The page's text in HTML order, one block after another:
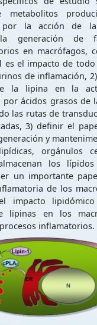
metabolitos
por la acción de
generación de
en macrófagos,
es el impacto de
de inflamación,
la lipina en la
por ácidos grasos de
las rutas de
3) definir el
y
orgánulos
los
un importante
de los
impacto
lipinas en los
inflamatorios.